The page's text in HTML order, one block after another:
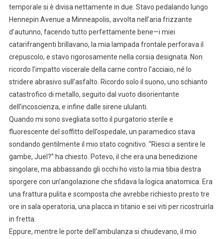
temporale si è divisa nettamente in due. Stavo pedalando lungo
Hennepin Avenue a Minneapolis, avvolta nell’aria frizzante
d’autunno, facendo tutto perfettamente bene—i miei
catarifrangenti brillavano, la mia lampada frontale perforava il
crepuscolo, e stavo rigorosamente nella corsia designata. Non
ricordo l’impatto viscerale della carne contro l’acciaio, né lo
stridere abrasivo sull’asfalto. Ricordo solo il suono, uno schianto
catastrofico di metallo, seguito dal vuoto disorientante
dell’incoscienza, e infine dalle sirene ululanti.
Quando mi sono svegliata sotto il purgatorio sterile e
fluorescente del soffitto dell’ospedale, un paramedico stava
sondando gentilmente il mio stato cognitivo. “Riesci a sentire le
gambe, Juel?” ha chiesto. Potevo, il che era una benedizione
singolare, ma abbassando gli occhi ho visto la mia tibia destra
sporgere con un’angolazione che sfidava la logica anatomica. Era
una frattura pulita e scomposta che avrebbe richiesto presto tre
ore in sala operatoria, una placca in titanio e sei viti per ricostruirla
in fretta.
Eppure, mentre le porte dell’ambulanza si chiudevano, il mio